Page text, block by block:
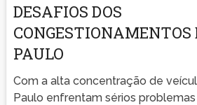
DESAFIOS DOS
CONGESTIONAMENTOS
PAULO
Com a alta concentração de
Paulo enfrentam sérios